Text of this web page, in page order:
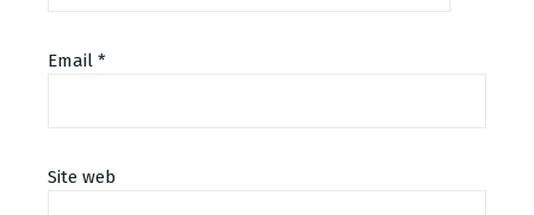
Email *
Site web